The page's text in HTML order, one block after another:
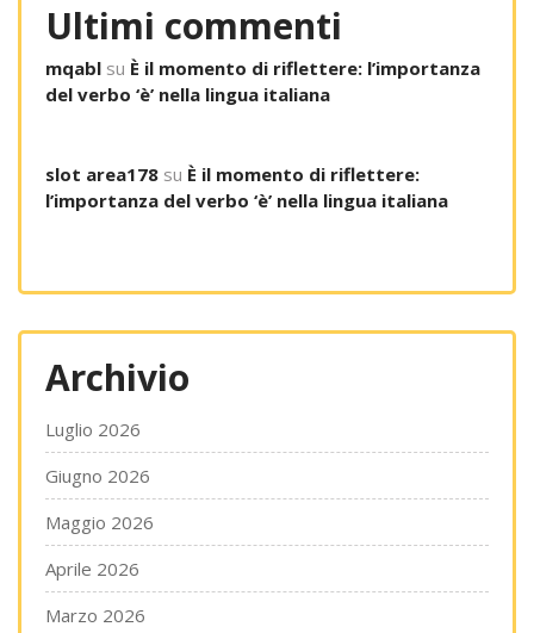
Ultimi commenti
mqabl su È il momento di riflettere: l’importanza
del verbo ‘è’ nella lingua italiana
slot area178 su È il momento di riflettere:
l’importanza del verbo ‘è’ nella lingua italiana
Archivio
Luglio 2026
Giugno 2026
Maggio 2026
Aprile 2026
Marzo 2026